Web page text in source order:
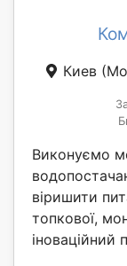
Киев
Виконуємо
віришити
топкової,
іноваційний